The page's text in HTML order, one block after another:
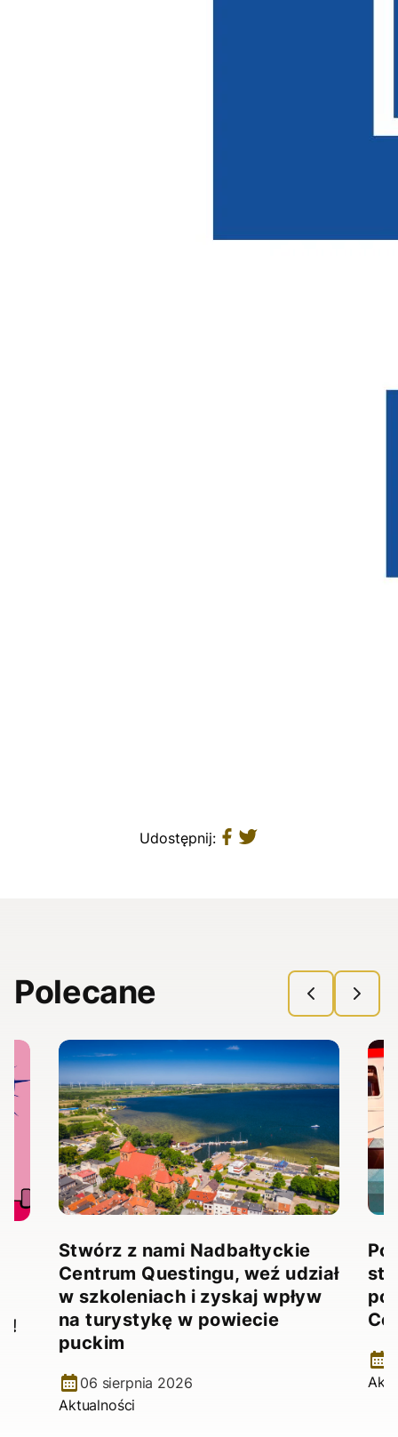
Udostępnij:
Polecane
Stwórz z nami Nadbałtyckie
Centrum Questingu, weź udział
w szkoleniach i zyskaj wpływ
na turystykę w powiecie
puckim
06 sierpnia 2026
Aktualności